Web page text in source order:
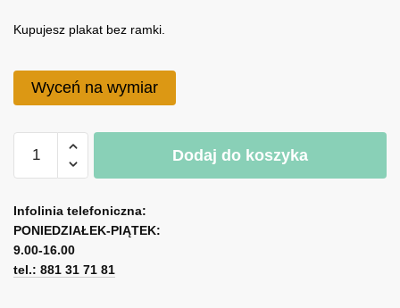
Kupujesz plakat bez ramki.
Wyceń na wymiar
Plakat
Fotografia
uliczki
Dodaj do koszyka
l
t
e
r
Infolinia telefoniczna:
PONIEDZIAŁEK-PIĄTEK:
9.00-16.00
tel.: 881 31 71 81